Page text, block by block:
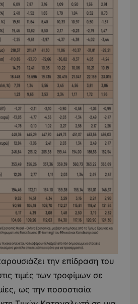
την επίδραση του
τιμές των τροφίμων σε
ως την ποσοστιαία